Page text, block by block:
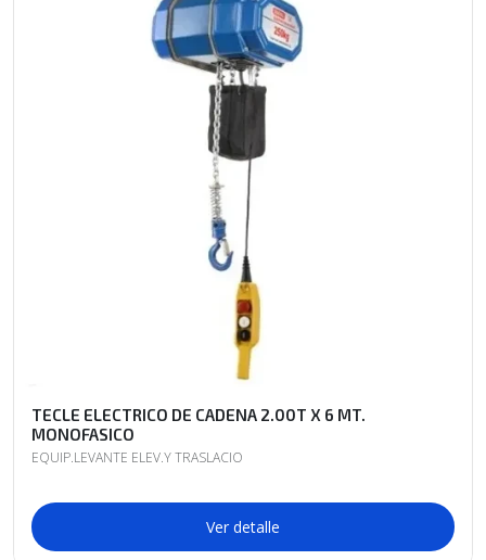
TECLE ELECTRICO DE CADENA 2.00T X 6 MT.
MONOFASICO
EQUIP.LEVANTE ELEV.Y TRASLACIO
Ver detalle